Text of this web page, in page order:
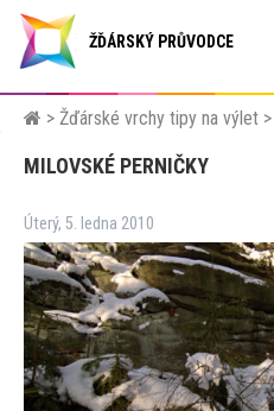
ŽĎÁRSKÝ PRŮVODCE
> Žďárské vrchy tipy na výlet >
MILOVSKÉ PERNIČKY
Úterý, 5. ledna 2010